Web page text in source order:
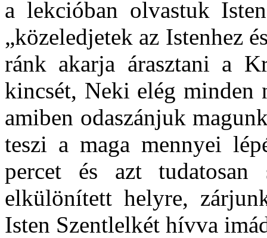
a lekcióban olvastuk
„közeledjetek az Istenhez
ránk akarja árasztani a
kincsét, Neki elég minden
amiben odaszánjuk
teszi a maga mennyei
percet és azt
elkülönített helyre,
Isten Szentlelkét hívva